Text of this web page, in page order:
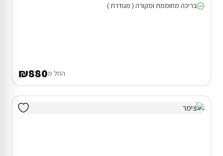
בריכה מחוממת ומקורה ( מגודרת )
החל מ₪880